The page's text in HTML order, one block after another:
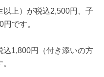
上）が税込2,500円、子
です。
込1,800円（付き添いの方